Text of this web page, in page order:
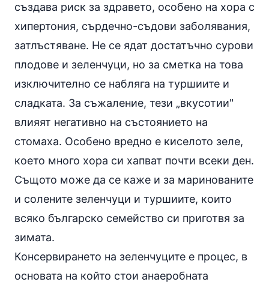
създава риск за здравето, особено на хора с
хипертония, сърдечно-съдови заболявания,
затлъстяване. Не се ядат достатъчно сурови
плодове и зеленчуци, но за сметка на това
изключително се набляга на туршиите и
сладката. За съжаление, тези „вкусотии"
влияят негативно на състоянието на
стомаха. Особено вредно е киселото зеле,
което много хора си хапват почти всеки ден.
Същото може да се каже и за маринованите
и солените зеленчуци и туршиите, които
всяко българско семейство си приготвя за
зимата.
Консервирането на зеленчуците е процес, в
основата на който стои анаеробната